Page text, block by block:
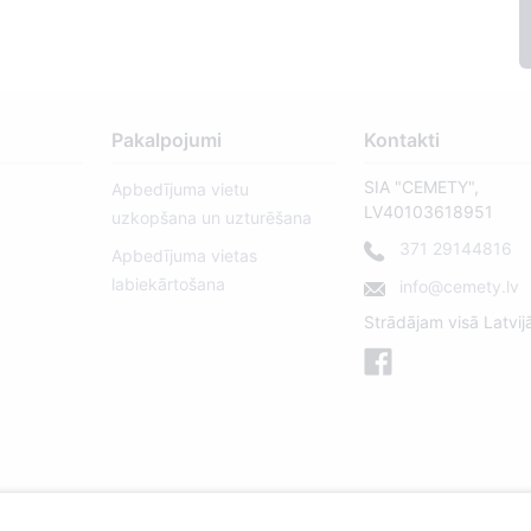
Pakalpojumi
Apbedījuma vietu
uzkopšana un uzturēšana
Apbedījuma vietas
labiekārtošana
Kontakti
SIA "CEMETY",
LV40103618951
371 29144816
info@cemety.lv
Strādājam visā